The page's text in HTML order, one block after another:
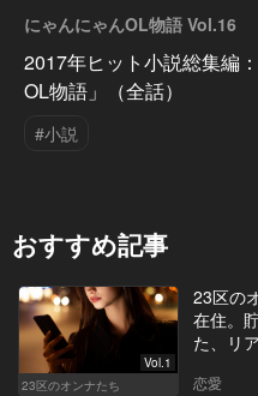
にゃんにゃんOL物語 Vol.16
2017年ヒット小説総集編
OL物語」（全話）
#小説
おすすめ記事
Vol.1
23区のオンナたち
23区の
在住。
た、リ
恋愛